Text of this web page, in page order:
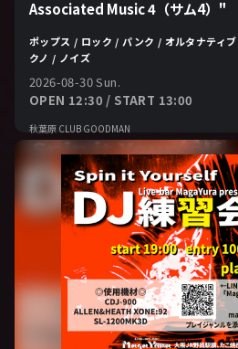
Associated Music 4（サム4）"
ポップス / ロック / パンク / オルタナティ
クノ / ノイズ
2026-08-30 Sun.
OPEN 12:30 / START 13:00
秋葉原 CLUB GOODMAN